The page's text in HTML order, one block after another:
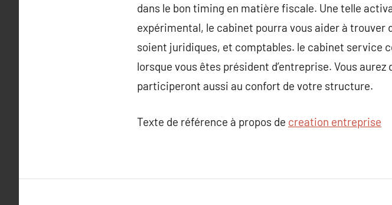
dans le bon timing en matière fiscale. Une telle
expérimental, le cabinet pourra vous aider à trouver
soient juridiques, et comptables. le cabinet service
lorsque vous êtes président d’entreprise. Vous
participeront aussi au confort de votre structure.
Texte de référence à propos de creation entreprise